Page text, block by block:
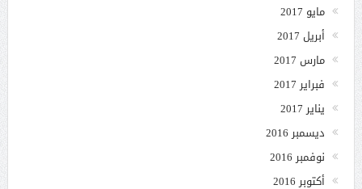
مايو 2017
أبريل 2017
مارس 2017
فبراير 2017
يناير 2017
ديسمبر 2016
نوفمبر 2016
أكتوبر 2016